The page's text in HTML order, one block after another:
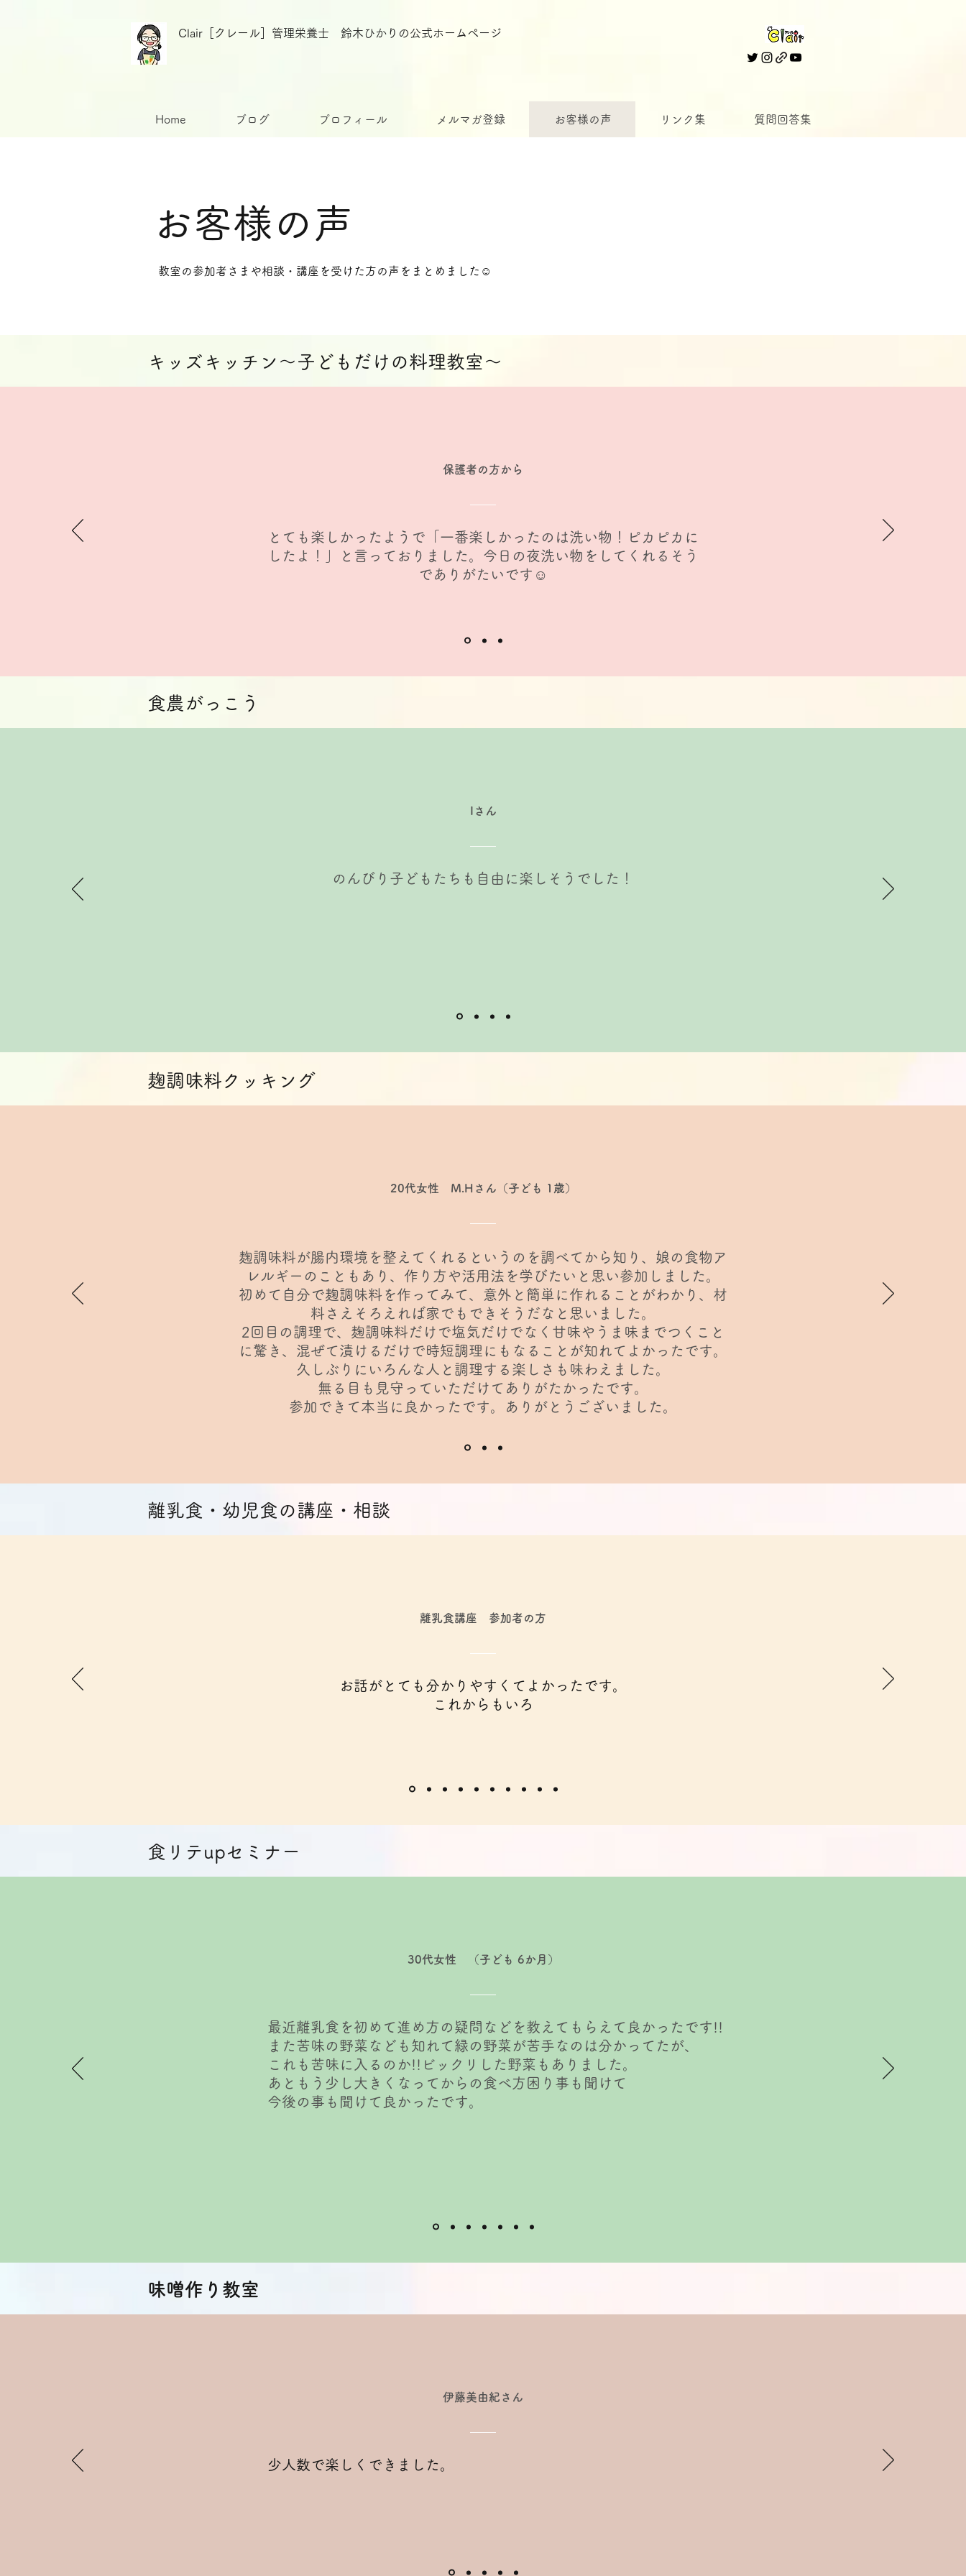
Clair［クレール］管理栄養士 鈴木ひかりの公式ホームページ
Home ブログ プロフィール メルマガ登録 お客様の声 リンク集 質問回答集
​お客様の声
​教室の参加者さまや相談・講座を受けた方の声をまとめました☺
​キッズキッチン～子どもだけの料理教室～
​保護者の方から
​とても楽しかったようで「一番楽しかったのは洗い物！ピカピカに
したよ！」と言っておりました。今日の夜洗い物をしてくれるそう
でありがたいです☺
​食農がっこう
​Iさん
​のんびり子どもたちも自由に楽しそうでした！
​麹調味料クッキング
​20代女性 M.Hさん（子ども 1歳）
麹調味料が腸内環境を整えてくれるというのを調べてから知り、娘の食物ア
レルギーのこともあり、作り方や活用法を学びたいと思い参加しました。
​初めて自分で麹調味料を作ってみて、意外と簡単に作れることがわかり、材
料さえそろえれば家でもできそうだなと思いました。
2回目の調理で、麹調味料だけで塩気だけでなく甘味やうま味までつくこと
に驚き、混ぜて漬けるだけで時短調理にもなることが知れてよかったです。
久しぶりにいろんな人と調理する楽しさも味わえました。
無る目も見守っていただけてありがたかったです。
​参加できて本当に良かったです。ありがとうございました。
​離乳食・幼児食の講座・相談
​離乳食講座 参加者の方
お話がとても分かりやすくてよかったです。
​これからもいろ
​食リテupセミナー
​30代女性 （子ども 6か月）
最近離乳食を初めて進め方の疑問などを教えてもらえて良かったです!!
また苦味の野菜なども知れて緑の野菜が苦手なのは分かってたが、
これも苦味に入るのか!!ビックリした野菜もありました。
あともう少し大きくなってからの食べ方困り事も聞けて
今後の事も聞けて良かったです。
味噌作り教室
​伊藤美由紀さん
少人数で楽しくできました。